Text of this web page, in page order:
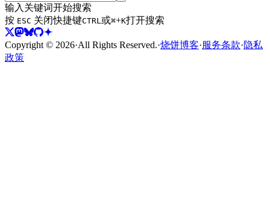
输入关键词开始搜索
按 ESC 关闭快捷键CTRL 或⌘+K打开搜索
Copyright © 2026·All Rights Reserved.·烧饼博客·服务条款·隐私
政策